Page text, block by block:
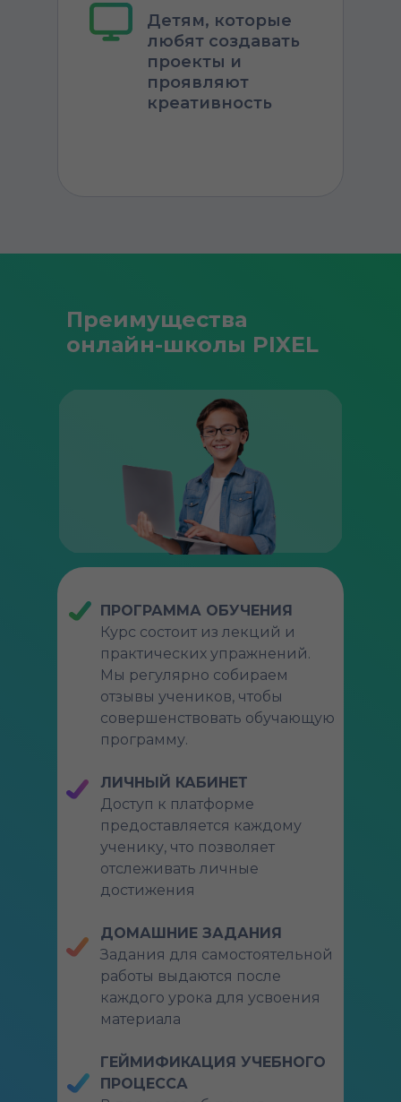
Детям, которые
любят создавать
проекты и
проявляют
креативность
ПРОГРАММА ОБУЧЕНИЯ
Курс состоит из лекций и
практических упражнений.
Мы регулярно собираем
отзывы учеников, чтобы
совершенствовать обучающую
программу.
ЛИЧНЫЙ КАБИНЕТ
Доступ к платформе
предоставляется каждому
ученику, что позволяет
отслеживать личные
достижения
ДОМАШНИЕ ЗАДАНИЯ
Задания для самостоятельной
работы выдаются после
каждого урока для усвоения
материала
ГЕЙМИФИКАЦИЯ УЧЕБНОГО
ПРОЦЕССА
Преимущества
онлайн-школы PIXEL